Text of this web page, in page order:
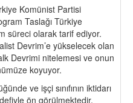
Komünist Partisi
Taslağı Türkiye
süreci olarak tarif ediyor.
Devrim’e yükselecek olan
Devrimi nitelemesi ve onun
koyuyor.
ve işçi sınıfının iktidarı
ön görülmektedir.